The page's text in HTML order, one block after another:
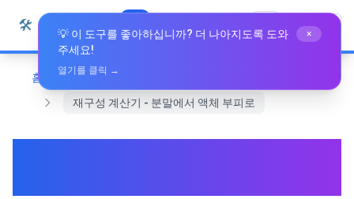
본문으로 건너뛰기
🛠️ Whiz Tools 한국어
홈
전문 도구
재구성 계산기 - 분말에서 액체 부피로
💡 이 도구를 좋아하십니까? 더 나아지도록 도와
주세요!
×
열기를 클릭 →